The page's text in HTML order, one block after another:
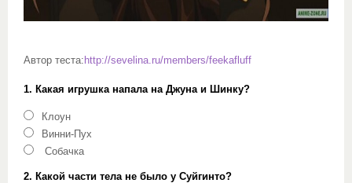
Автор теста: http://sevelina.ru/members/feekafluff
1. Какая игрушка напала на Джуна и Шинку?
Клоун
Винни-Пух
Собачка
2. Какой части тела не было у Суйгинто?